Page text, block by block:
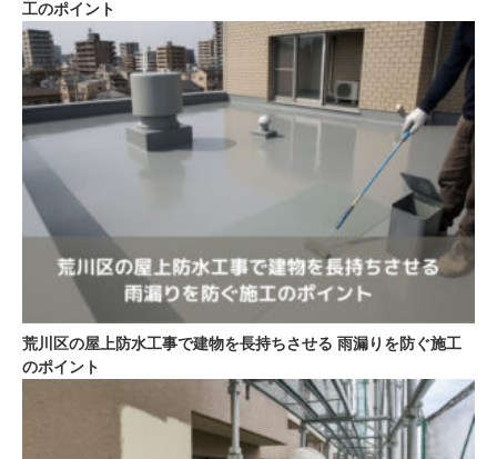
工のポイント
荒川区の屋上防水工事で建物を長持ちさせる 雨漏りを防ぐ施工
のポイント